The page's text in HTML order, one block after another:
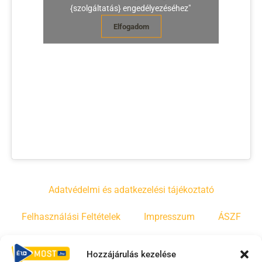
Hozzájárulás kezelése
{szolgáltatás} engedélyezéséhez"
Elfogadom
Adatvédelmi és adatkezelési tájékoztató
Felhasználási Feltételek Impresszum ÁSZF